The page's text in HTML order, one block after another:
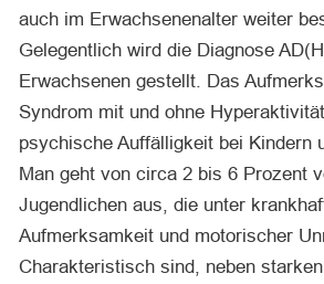
auch im Erwachsenenalter weiter
Gelegentlich wird die Diagnose
Erwachsenen gestellt. Das
Syndrom mit und ohne
psychische Auffälligkeit bei Kindern
Man geht von circa 2 bis 6 Prozent
Jugendlichen aus, die unter
Aufmerksamkeit und motorischer
Charakteristisch sind, neben starken